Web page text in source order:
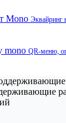
Mono Эквайринг
mono QR‑меню,